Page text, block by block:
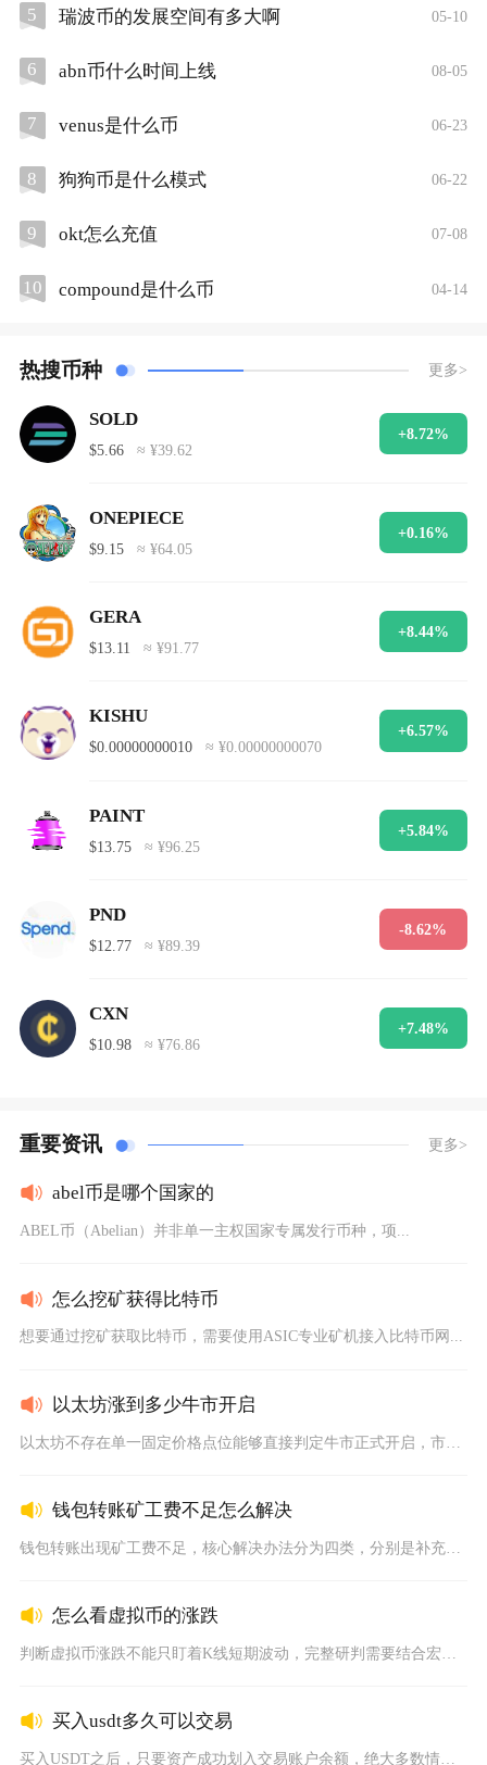
5 瑞波币的发展空间有多大啊 05-10
6 abn币什么时间上线 08-05
7 venus是什么币 06-23
8 狗狗币是什么模式 06-22
9 okt怎么充值 07-08
10 compound是什么币 04-14
热搜币种 更多>
SOLD
$5.66 ≈ ¥39.62
+8.72%
ONEPIECE
$9.15 ≈ ¥64.05
+0.16%
GERA
$13.11 ≈ ¥91.77
+8.44%
KISHU
$0.00000000010 ≈ ¥0.00000000070
+6.57%
PAINT
$13.75 ≈ ¥96.25
+5.84%
PND
$12.77 ≈ ¥89.39
-8.62%
CXN
$10.98 ≈ ¥76.86
+7.48%
重要资讯 更多>
abel币是哪个国家的
ABEL币（Abelian）并非单一主权国家专属发行币种，项...
怎么挖矿获得比特币
想要通过挖矿获取比特币，需要使用ASIC专业矿机接入比特币网...
以太坊涨到多少牛市开启
钱包转账矿工费不足怎么解决
钱包转账出现矿工费不足，核心解决办法分为四类，分别是补充对应...
怎么看虚拟币的涨跌
买入usdt多久可以交易
买入USDT之后，只要资产成功划入交易账户余额，绝大多数情况...